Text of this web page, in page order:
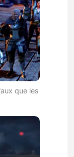
que les